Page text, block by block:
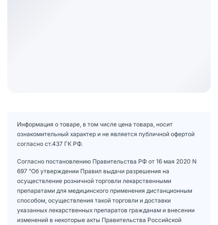
Информация о товаре, в том числе цена товара, носит
ознакомительный характер и не является публичной офертой
согласно ст.437 ГК РФ.
Согласно постановлению Правительства РФ от 16 мая 2020 N
697 "Об утверждении Правил выдачи разрешения на
осуществление розничной торговли лекарственными
препаратами для медицинского применения дистанционным
способом, осуществления такой торговли и доставки
указанных лекарственных препаратов гражданам и внесении
изменений в некоторые акты Правительства Российской